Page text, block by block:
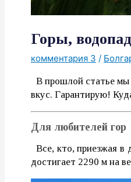
Горы,
комментария 3 /
В прошлой статье мы
вкус. Гарантирую!
Для любителей гор
Все, кто, приезжая в
достигает 2290 м на